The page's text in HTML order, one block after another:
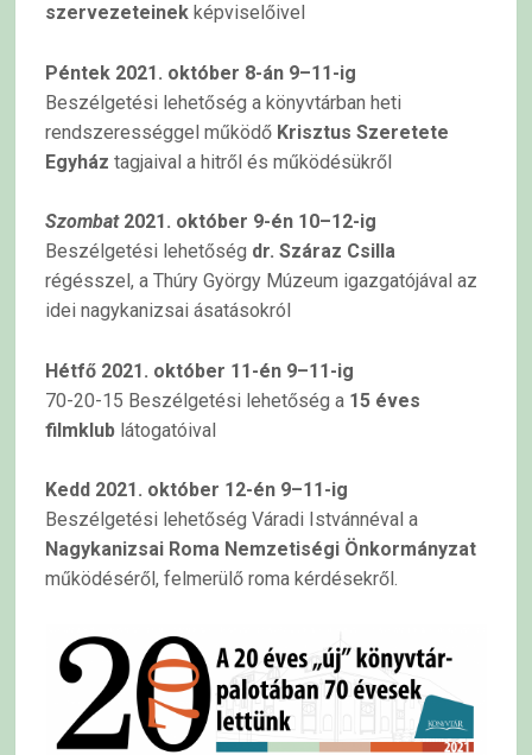
szervezeteinek képviselőivel
Péntek 2021. október 8-án 9–11-ig
Beszélgetési lehetőség a könyvtárban heti
rendszerességgel működő Krisztus Szeretete
Egyház tagjaival a hitről és működésükről
Szombat2021. október 9-én 10–12-ig
Beszélgetési lehetőség dr. Száraz Csilla
régésszel, a Thúry György Múzeum igazgatójával az
idei nagykanizsai ásatásokról
Hétfő 2021. október 11-én 9–11-ig
70-20-15 Beszélgetési lehetőség a 15 éves
filmklub látogatóival
Kedd 2021. október 12-én 9–11-ig
Beszélgetési lehetőség Váradi Istvánnéval a
Nagykanizsai Roma Nemzetiségi Önkormányzat
működéséről, felmerülő roma kérdésekről.